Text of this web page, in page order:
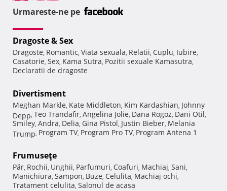
Urmareste-ne pe
Dragoste & Sex
Dragoste, Romantic, Viata sexuala, Relatii, Cuplu, Iubire,
Casatorie, Sex, Kama Sutra, Pozitii sexuale Kamasutra,
Declaratii de dragoste
Divertisment
Meghan Markle, Kate Middleton, Kim Kardashian, Johnny
Depp, Teo Trandafir, Angelina Jolie, Dana Rogoz, Dani Otil,
Smiley, Andra, Delia, Gina Pistol, Justin Bieber, Melania
Trump, Program TV, Program Pro TV, Program Antena 1
Frumuseţe
Păr, Rochii, Unghii, Parfumuri, Coafuri, Machiaj, Sani,
Manichiura, Sampon, Buze, Celulita, Machiaj ochi,
Tratament celulita, Salonul de acasa